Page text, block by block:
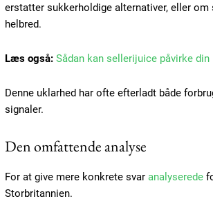
erstatter sukkerholdige alternativer, eller
helbred.
Læs også: Sådan kan sellerijuice påvirke
Denne uklarhed har ofte efterladt både
signaler.
Den omfattende analyse
For at give mere konkrete svar analyserede
Storbritannien.